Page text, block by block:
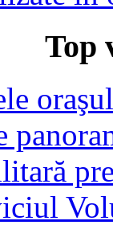
Top